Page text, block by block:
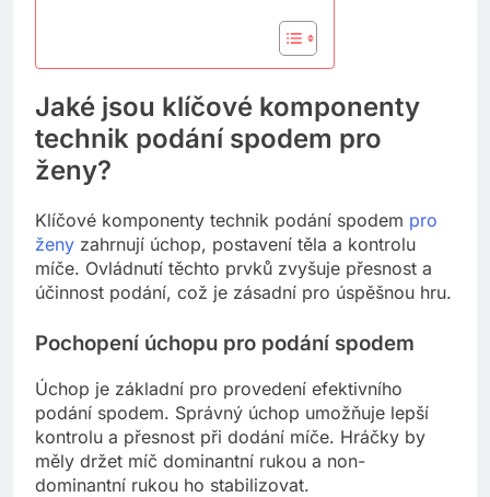
Jaké jsou klíčové komponenty
technik podání spodem pro
ženy?
Klíčové komponenty technik podání spodem pro
ženy zahrnují úchop, postavení těla a kontrolu
míče. Ovládnutí těchto prvků zvyšuje přesnost a
účinnost podání, což je zásadní pro úspěšnou hru.
Pochopení úchopu pro podání spodem
Úchop je základní pro provedení efektivního
podání spodem. Správný úchop umožňuje lepší
kontrolu a přesnost při dodání míče. Hráčky by
měly držet míč dominantní rukou a non-
dominantní rukou ho stabilizovat.